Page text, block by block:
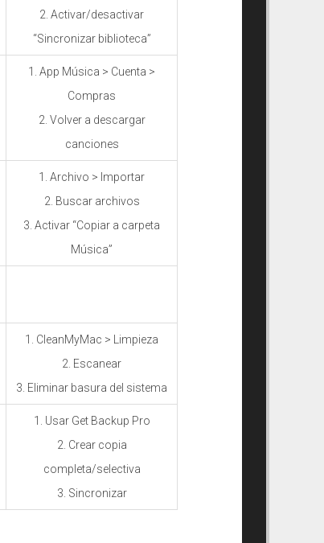
2. Activar/desactivar
“Sincronizar biblioteca”
1. App Música > Cuenta >
Compras
2. Volver a descargar
canciones
1. Archivo > Importar
2. Buscar archivos
3. Activar “Copiar a carpeta
Música”
1. CleanMyMac > Limpieza
2. Escanear
3. Eliminar basura del sistema
1. Usar Get Backup Pro
2. Crear copia
completa/selectiva
3. Sincronizar